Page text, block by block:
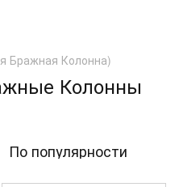
Бражная Колонна)
Колонны
По популярности